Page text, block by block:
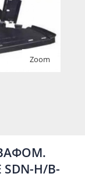
Zoom
SDN-H/B-